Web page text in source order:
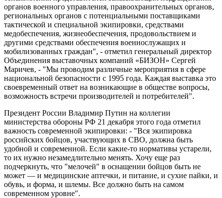
органов военного управления, правоохранительных органов,
региональных органов с потенциальными поставщиками
тактической и специальной экипировки, средствами
медобеспечения, жизнеобеспечения, продовольствием и
другими средствами обеспечения военнослужащих и
мобилизованных граждан", - отметил генеральный директор
Объединения выставочных компаний «БИЗОН» Сергей
Маричев, - "Мы проводим различные мероприятия в сфере
национальной безопасности с 1995 года. Каждая выставка это
своевременный ответ на возникающие в обществе вопросы,
возможность встречи производителей и потребителей".
Президент России Владимир Путин на коллегии
министерства обороны РФ 21 декабря этого года отметил
важность современной экипировки: - "Вся экипировка
российских бойцов, участвующих в СВО, должна быть
удобной и современной. Если какие-то нормативы устарели,
то их нужно незамедлительно менять. Хочу еще раз
подчеркнуть, что "мелочей" в оснащении бойцов быть не
может — и медицинские аптечки, и питание, и сухие пайки, и
обувь, и форма, и шлемы. Все должно быть на самом
современном уровне".